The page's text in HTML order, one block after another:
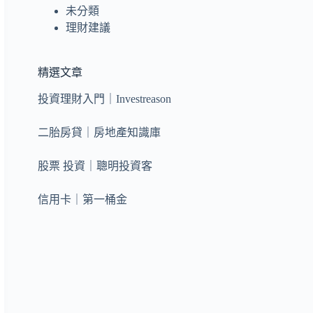
未分類
理財建議
精選文章
投資理財入門｜Investreason
二胎房貸｜房地產知識庫
股票 投資｜聰明投資客
信用卡｜第一桶金